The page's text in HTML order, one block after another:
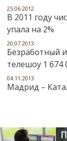
25.06.2012
В 2011 году
упала на 2%
20.07.2013
Безработный
телешоу 1 674
04.11.2013
Мадрид –